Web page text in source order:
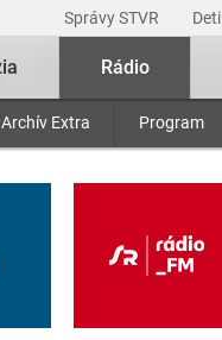
Správy STVR Deti
Rádio
Archív Extra Program